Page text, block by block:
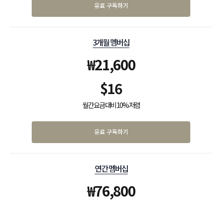
유료 구독하기
3개월 멤버십
₩21,600
$16
월간 요금 대비 10% 저렴
유료 구독하기
연간 멤버십
₩76,800